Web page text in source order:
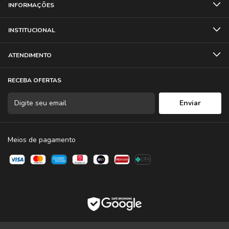
INFORMAÇÕES
INSTITUCIONAL
ATENDIMENTO
RECEBA OFERTAS
Meios de pagamento